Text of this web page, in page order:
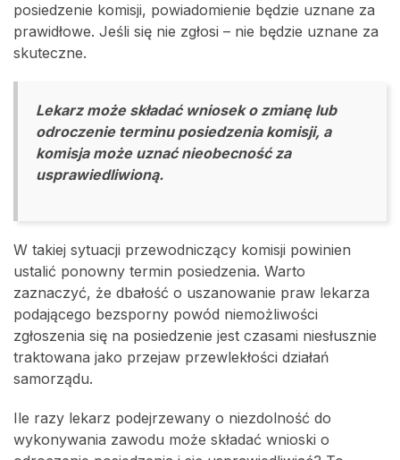
posiedzenie komisji, powiadomienie będzie uznane za
prawidłowe. Jeśli się nie zgłosi – nie będzie uznane za
skuteczne.
Lekarz może składać wniosek o zmianę lub
odroczenie terminu posiedzenia komisji, a
komisja może uznać nieobecność za
usprawiedliwioną.
W takiej sytuacji przewodniczący komisji powinien
ustalić ponowny termin posiedzenia. Warto
zaznaczyć, że dbałość o uszanowanie praw lekarza
podającego bezsporny powód niemożliwości
zgłoszenia się na posiedzenie jest czasami niesłusznie
traktowana jako przejaw przewlekłości działań
samorządu.
Ile razy lekarz podejrzewany o niezdolność do
wykonywania zawodu może składać wnioski o